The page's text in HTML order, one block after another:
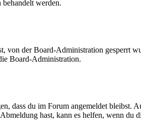
werden.
von der Board-Administration gesperrt
Board-Administration.
dass du im Forum angemeldet bleibst.
hast, kann es helfen, wenn du